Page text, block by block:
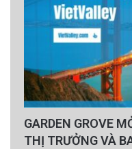
GARDEN GROVE
THỊ TRƯỞNG VÀ